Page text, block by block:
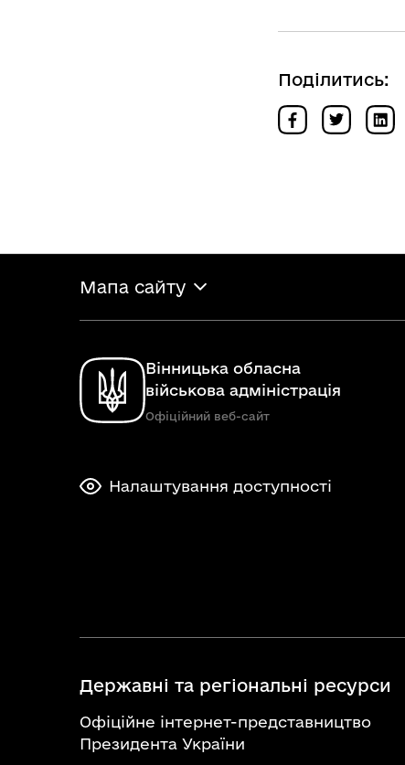
Поділитись:
Мапа сайту
Вінницька обласна
військова адміністрація
Офіційний веб-сайт
Налаштування доступності
Державні та регіональні ресурси
Офіційне інтернет-представництво
Президента України